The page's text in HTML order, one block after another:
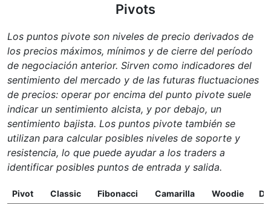
Pivots
Los puntos pivote son niveles de precio derivados de
los precios máximos, mínimos y de cierre del período
de negociación anterior. Sirven como indicadores del
sentimiento del mercado y de las futuras fluctuaciones
de precios: operar por encima del punto pivote suele
indicar un sentimiento alcista, y por debajo, un
sentimiento bajista. Los puntos pivote también se
utilizan para calcular posibles niveles de soporte y
resistencia, lo que puede ayudar a los traders a
identificar posibles puntos de entrada y salida.
Pivot Classic Fibonacci Camarilla Woodie